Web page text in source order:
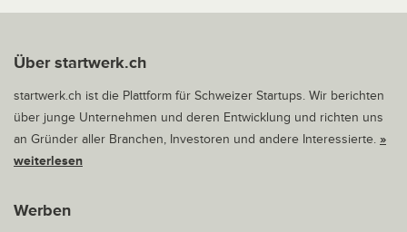
Über startwerk.ch
startwerk.ch ist die Plattform für Schweizer Startups. Wir berichten
über junge Unternehmen und deren Entwicklung und richten uns
an Gründer aller Branchen, Investoren und andere Interessierte. »
weiterlesen
Werben